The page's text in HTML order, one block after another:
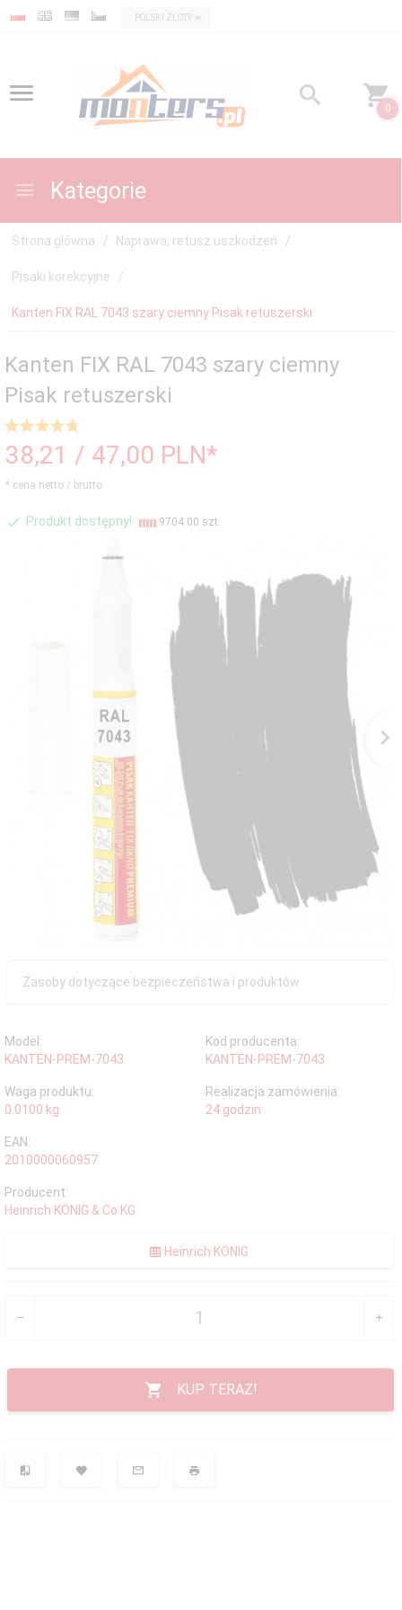
currency_h
POLSKI ZŁOTY
0
Kategorie
Strona główna Naprawa, retusz uszkodzeń
Pisaki korekcyjne
Kanten FIX RAL 7043 szary ciemny Pisak retuszerski
Kanten FIX RAL 7043 szary ciemny
Pisak retuszerski
38,21 / 47,00 PLN*
* cena netto / brutto
Produkt dostępny! 9704.00 szt.
Zasoby dotyczące bezpieczeństwa i produktów
Model:
KANTEN-PREM-7043
Kod producenta:
KANTEN-PREM-7043
Waga produktu:
0.0100 kg
Realizacja zamówienia:
24 godzin
EAN:
2010000060957
Producent:
Heinrich KÖNIG & Co KG
Heinrich KÖNIG
KUP TERAZ!